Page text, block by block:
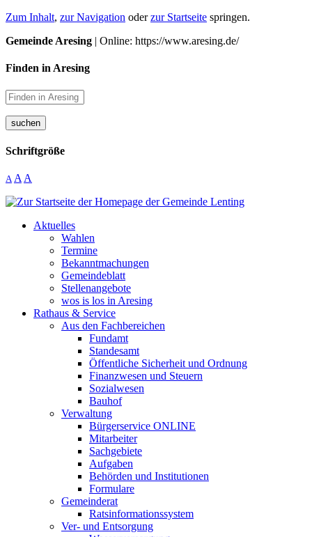
Zum Inhalt, zur Navigation oderzur Startseite springen.
Gemeinde Aresing | Online: https://www.aresing.de/
Finden in Aresing
suchen
Schriftgröße
A A A
Aktuelles
Wahlen
Termine
Bekanntmachungen
Gemeindeblatt
Stellenangebote
wos is los in Aresing
Rathaus & Service
Aus den Fachbereichen
Fundamt
Standesamt
Öffentliche Sicherheit und Ordnung
Finanzwesen und Steuern
Sozialwesen
Bauhof
Verwaltung
Bürgerservice ONLINE
Mitarbeiter
Sachgebiete
Aufgaben
Behörden und Institutionen
Formulare
Gemeinderat
Ratsinformationssystem
Ver- und Entsorgung